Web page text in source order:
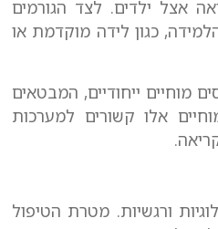
אצל ילדים. לצד הגורמים
כגון לידה מוקדמת או
מוחיים ייחודיים, המבטאים
אלו קשורים למערכות
ורגשיות. מטרת הטיפול